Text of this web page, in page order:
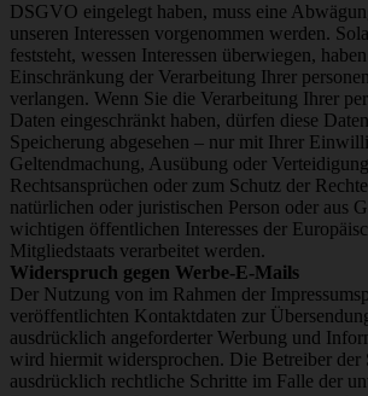
DSGVO eingelegt haben, muss eine
unseren Interessen vorgenommen werden.
feststeht, wessen Interessen überwiegen,
Einschränkung der Verarbeitung Ihrer
verlangen. Wenn Sie die Verarbeitung Ihrer
Daten eingeschränkt haben, dürfen diese
Speicherung abgesehen – nur mit Ihrer
Geltendmachung, Ausübung oder
Rechtsansprüchen oder zum Schutz der
natürlichen oder juristischen Person oder aus
wichtigen öffentlichen Interesses der
Mitgliedstaats verarbeitet werden.
Widerspruch gegen Werbe-E-Mails
Der Nutzung von im Rahmen der
veröffentlichten Kontaktdaten zur
ausdrücklich angeforderter Werbung und
wird hiermit widersprochen. Die Betreiber der
ausdrücklich rechtliche Schritte im Falle der